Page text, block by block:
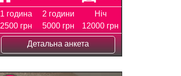
1 година
2500 грн
2 години
5000 грн
Ніч
12000 грн
Детальна анкета